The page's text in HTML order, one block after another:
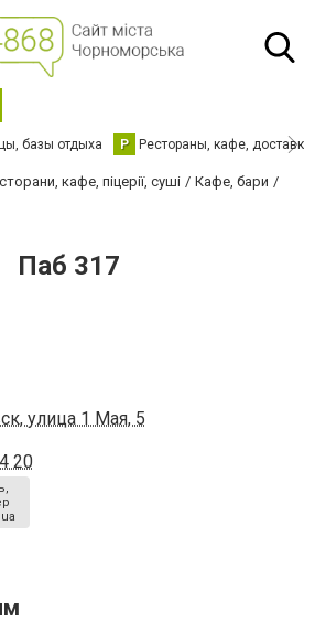
базы отдыха Р Рестораны, кафе,
кафе, піцерії, суші
Кафе, бари
Паб 317
улица 1 Мая, 5
20